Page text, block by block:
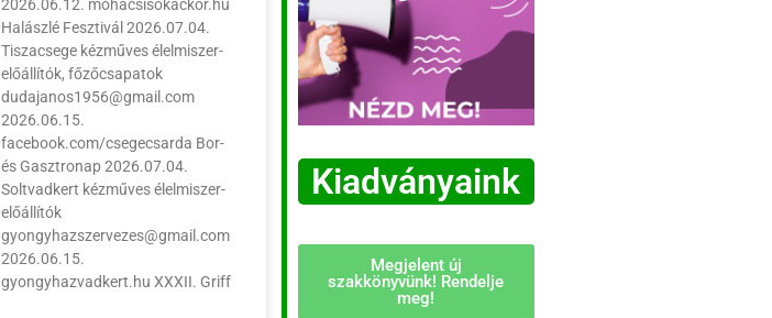
2026.06.12. mohacsisokackor.hu
Halászlé Fesztivál 2026.07.04.
Tiszacsege kézműves élelmiszer-
előállítók, főzőcsapatok
dudajanos1956@gmail.com
2026.06.15.
facebook.com/csegecsarda Bor-
és Gasztronap 2026.07.04.
Soltvadkert kézműves élelmiszer-
előállítók
gyongyhazszervezes@gmail.com
2026.06.15.
gyongyhazvadkert.hu XXXII. Griff
Kiadványaink
Megjelent új
szakkönyvünk! Rendelje
meg!